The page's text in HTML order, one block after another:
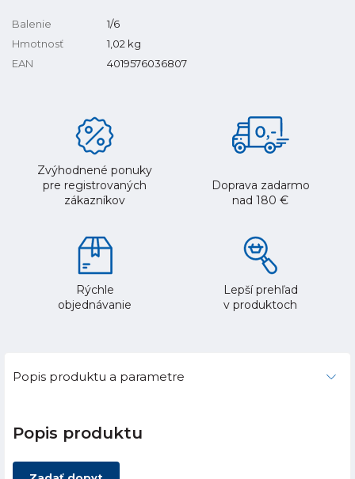
Balenie
1/6
Hmotnosť
1,02 kg
EAN
4019576036807
Zvýhodnené ponuky
pre registrovaných
zákazníkov
Doprava zadarmo
nad 180 €
Rýchle
objednávanie
Lepší prehľad
v produktoch
Popis produktu a parametre
Popis produktu